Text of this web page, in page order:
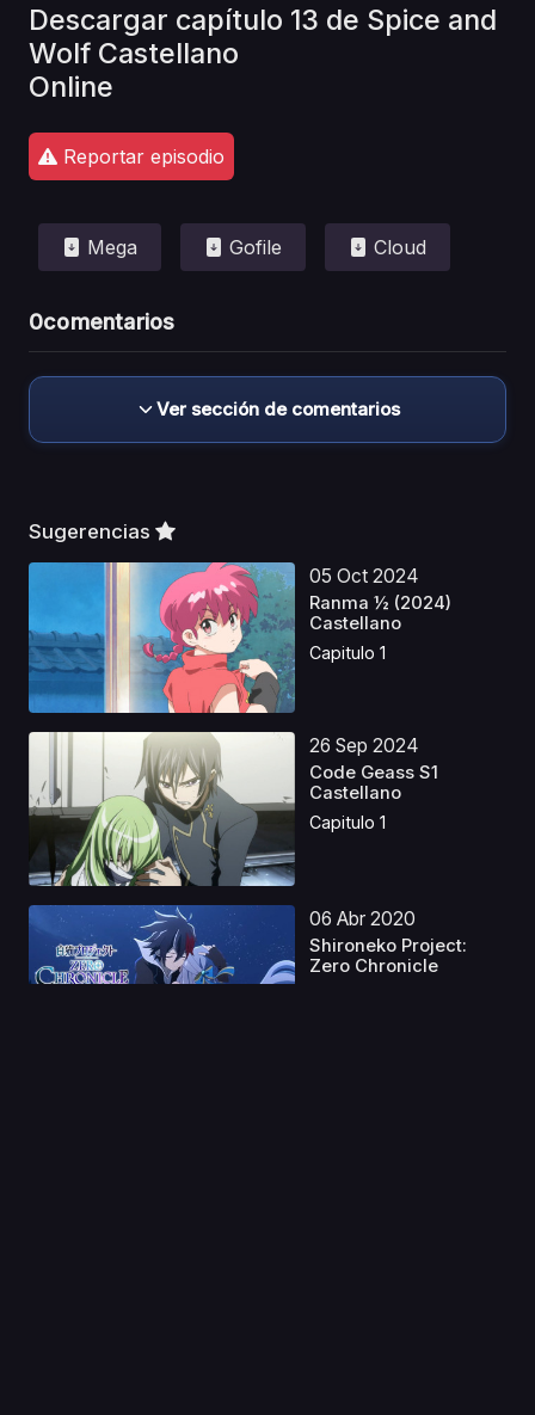
Descargar capítulo 13 de Spice and
Wolf Castellano
Online
Reportar episodio
Mega Gofile Cloud
0comentarios
Ver sección de comentarios
Sugerencias
05 Oct 2024
Ranma ½ (2024)
Castellano
Capitulo 1
26 Sep 2024
Code Geass S1
Castellano
Capitulo 1
06 Abr 2020
Shironeko Project:
Zero Chronicle